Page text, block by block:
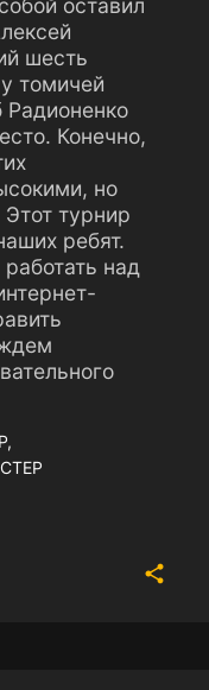
оставил
шесть
томичей
Радионенко
Конечно,
но
Этот турнир
ребят.
над